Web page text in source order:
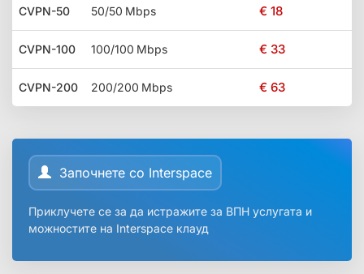
CVPN-50 50/50 Mbps € 18
CVPN-100 100/100 Mbps € 33
CVPN-200 200/200 Mbps € 63
Започнете со Interspace
Приклучете се за да истражите за ВПН услугата и
можностите на Interspace клауд